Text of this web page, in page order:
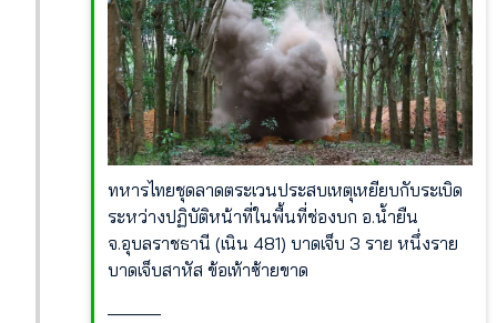
ทหารไทยชุดลาดตระเวนประสบเหตุเหยียบกับระเบิด
ระหว่างปฏิบัติหน้าที่ในพื้นที่ช่องบก อ.น้ำยืน
จ.อุบลราชธานี (เนิน 481) บาดเจ็บ 3 ราย หนึ่งราย
บาดเจ็บสาหัส ข้อเท้าซ้ายขาด